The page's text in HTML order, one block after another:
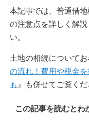
本記事では、普通借地
の注意点を詳しく解
い。
土地の相続について
の流れ！費用や税金
も 』も併せてご覧くだ
この記事を読むとわ